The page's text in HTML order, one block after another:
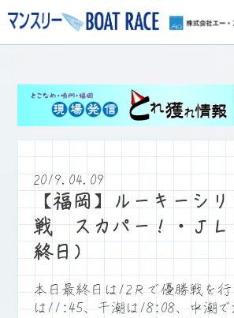
2019.04.09
【福岡】ルーキーシ
戦 スカパー！・ＪＬ
終日）
本日最終日は12Ｒで優勝戦を
は11:45、干潮は18:08、中潮